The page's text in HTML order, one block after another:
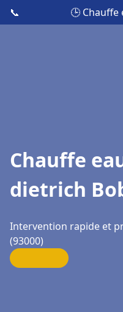
📞 🕒
Chauffe
dietrich
Intervention rapide et
(93000)